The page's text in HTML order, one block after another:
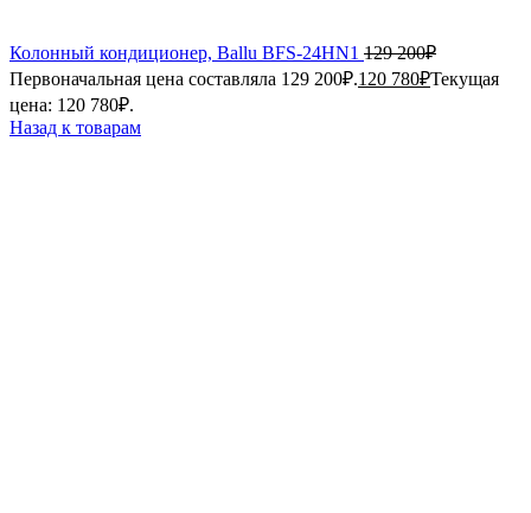
Колонный кондиционер, Ballu BFS-24HN1 129 200₽
Первоначальная цена составляла 129 200₽.120 780₽Текущая
цена: 120 780₽.
Назад к товарам